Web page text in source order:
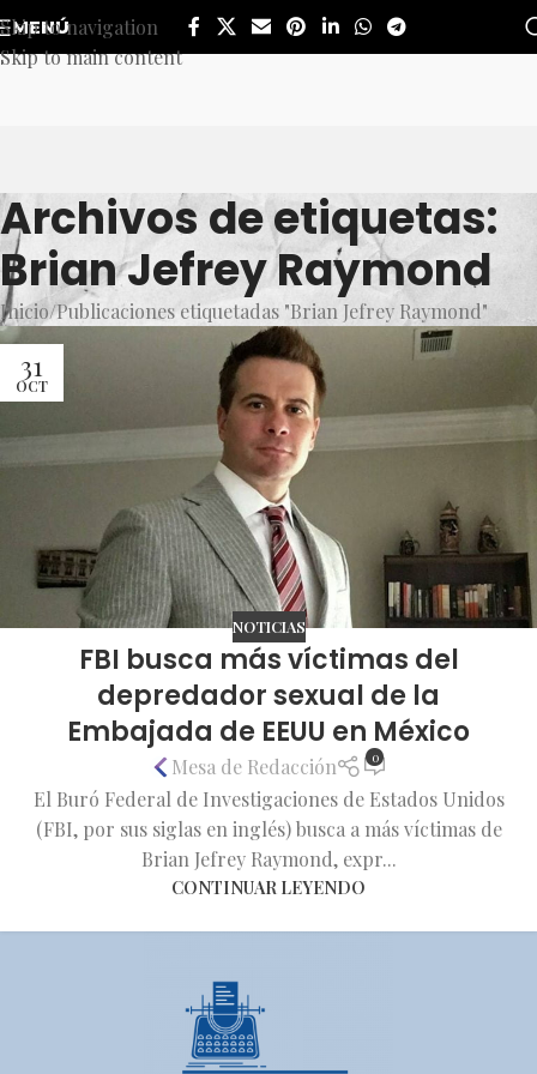
Skip to navigation
Skip to main content
MENÚ
Archivos de etiquetas:
Brian Jefrey Raymond
Inicio Publicaciones etiquetadas "Brian Jefrey Raymond"
31
OCT
NOTICIAS
FBI busca más víctimas del
depredador sexual de la
Embajada de EEUU en México
Mesa de Redacción 0
El Buró Federal de Investigaciones de Estados Unidos
(FBI, por sus siglas en inglés) busca a más víctimas de
Brian Jefrey Raymond, expr...
CONTINUAR LEYENDO